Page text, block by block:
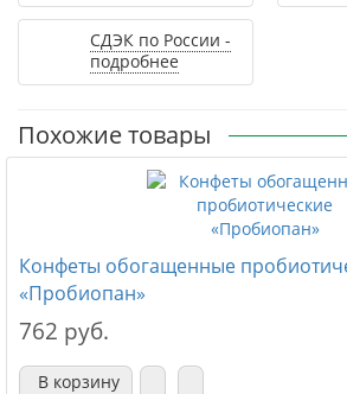
СДЭК по России -
подробнее
Похожие товары
Конфеты обогащенные
«Пробиопан»
762 руб.
В корзину